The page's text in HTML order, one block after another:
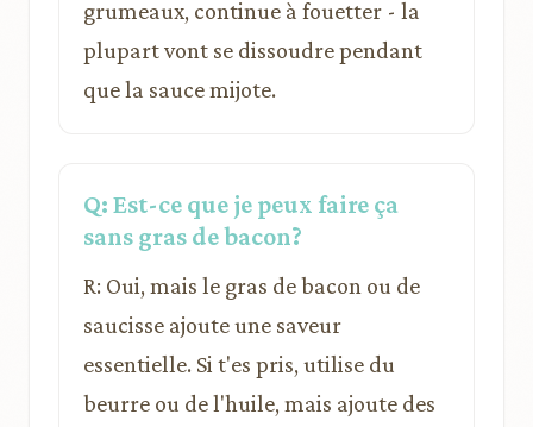
grumeaux, continue à fouetter - la
plupart vont se dissoudre pendant
que la sauce mijote.
Q: Est-ce que je peux faire ça
sans gras de bacon?
R: Oui, mais le gras de bacon ou de
saucisse ajoute une saveur
essentielle. Si t'es pris, utilise du
beurre ou de l'huile, mais ajoute des